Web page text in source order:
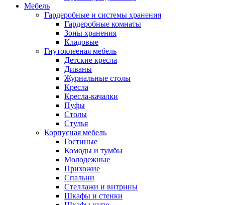
Мебель
Гардеробные и системы хранения
Гардеробные комнаты
Зоны хранения
Кладовые
Гнутоклееная мебель
Детские кресла
Диваны
Журнальные столы
Кресла
Кресла-качалки
Пуфы
Столы
Стулья
Корпусная мебель
Гостиные
Комоды и тумбы
Молодежные
Прихожие
Спальни
Стеллажи и витрины
Шкафы и стенки